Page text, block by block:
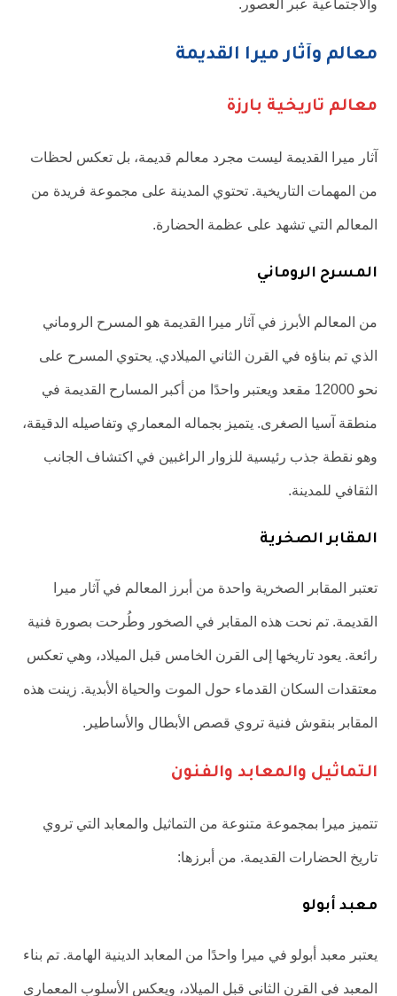
والاجتماعية عبر العصور.
معالم وآثار ميرا القديمة
معالم تاريخية بارزة
آثار ميرا القديمة ليست مجرد معالم قديمة، بل تعكس لحظات
من المهمات التاريخية. تحتوي المدينة على مجموعة فريدة من
المعالم التي تشهد على عظمة الحضارة.
المسرح الروماني
من المعالم الأبرز في آثار ميرا القديمة هو المسرح الروماني
الذي تم بناؤه في القرن الثاني الميلادي. يحتوي المسرح على
نحو 12000 مقعد ويعتبر واحدًا من أكبر المسارح القديمة في
منطقة آسيا الصغرى. يتميز بجماله المعماري وتفاصيله الدقيقة،
وهو نقطة جذب رئيسية للزوار الراغبين في اكتشاف الجانب
الثقافي للمدينة.
المقابر الصخرية
تعتبر المقابر الصخرية واحدة من أبرز المعالم في آثار ميرا
القديمة. تم نحت هذه المقابر في الصخور وطُرحت بصورة فنية
رائعة. يعود تاريخها إلى القرن الخامس قبل الميلاد، وهي تعكس
معتقدات السكان القدماء حول الموت والحياة الأبدية. زينت هذه
المقابر بنقوش فنية تروي قصص الأبطال والأساطير.
التماثيل والمعابد والفنون
تتميز ميرا بمجموعة متنوعة من التماثيل والمعابد التي تروي
تاريخ الحضارات القديمة. من أبرزها:
معبد أبولو
يعتبر معبد أبولو في ميرا واحدًا من المعابد الدينية الهامة. تم بناء
المعبد في القرن الثاني قبل الميلاد، ويعكس الأسلوب المعماري